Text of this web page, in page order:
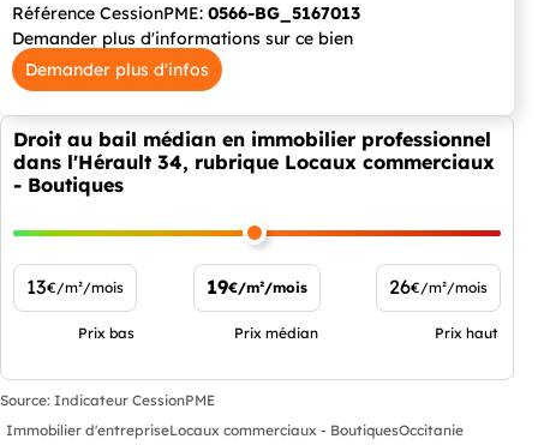
Référence CessionPME: 0566-BG_5167013
Demander plus d'informations sur ce bien
Demander plus d'infos
Droit au bail médian en immobilier professionnel
dans l'Hérault 34, rubrique Locaux commerciaux
- Boutiques
13€/m²/mois
Prix bas
19€/m²/mois
Prix médian
26€/m²/mois
Prix haut
Source: Indicateur CessionPME
Immobilier d'entrepriseLocaux commerciaux - BoutiquesOccitanie